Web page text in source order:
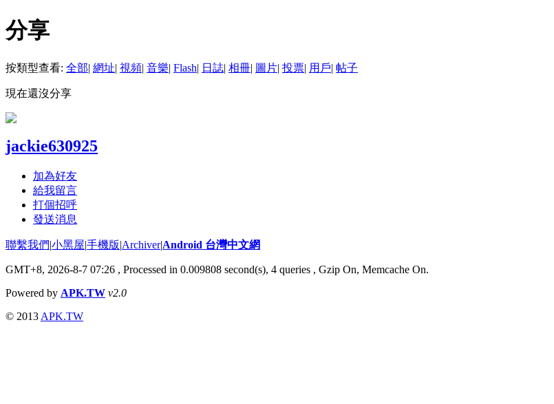
分享
按類型查看: 全部| 網址| 視頻| 音樂| Flash| 日誌| 相冊| 圖片| 投票| 用戶| 帖子
現在還沒分享
jackie630925
加為好友
給我留言
打個招呼
發送消息
聯繫我們|小黑屋|手機版|Archiver|Android 台灣中文網
GMT+8, 2026-8-7 07:26 , Processed in 0.009808 second(s), 4 queries , Gzip On, Memcache On.
Powered by APK.TW v2.0
© 2013 APK.TW